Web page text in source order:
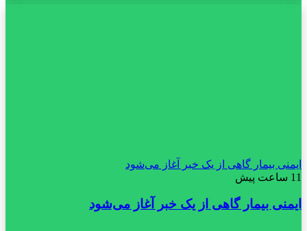
ایمنی بیمار گاهی از یک خبر آغاز می‌شود
11 ساعت پیش
ایمنی بیمار گاهی از یک خبر آغاز می‌شود